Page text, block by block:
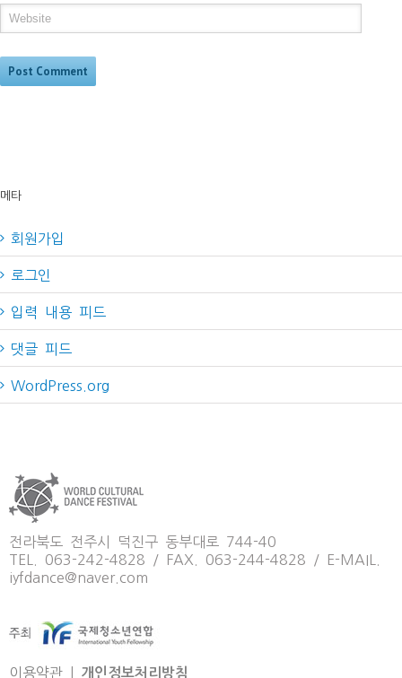
메타
회원가입
로그인
입력 내용 피드
댓글 피드
WordPress.org
전라북도 전주시 덕진구 동부대로 744-40
TEL. 063-242-4828 / FAX. 063-244-4828 / E-MAIL.
iyfdance@naver.com
이용약관 개인정보처리방침